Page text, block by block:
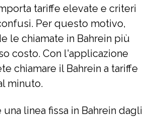
tariffe elevate e criteri
Per questo motivo,
le chiamate in Bahrein più
costo. Con l'applicazione
chiamare il Bahrein a tariffe
minuto.
una linea fissa in Bahrein dagli